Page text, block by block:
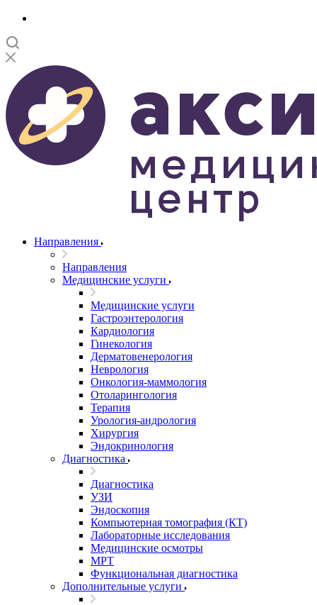
Направления
Направления
Медицинские услуги
Медицинские услуги
Гастроэнтерология
Кардиология
Гинекология
Дерматовенерология
Неврология
Онкология-маммология
Отоларингология
Терапия
Урология-андрология
Хирургия
Эндокринология
Диагностика
Диагностика
УЗИ
Эндоскопия
Компьютерная томография (КТ)
Лабораторные исследования
Медицинские осмотры
МРТ
Функциональная диагностика
Дополнительные услуги